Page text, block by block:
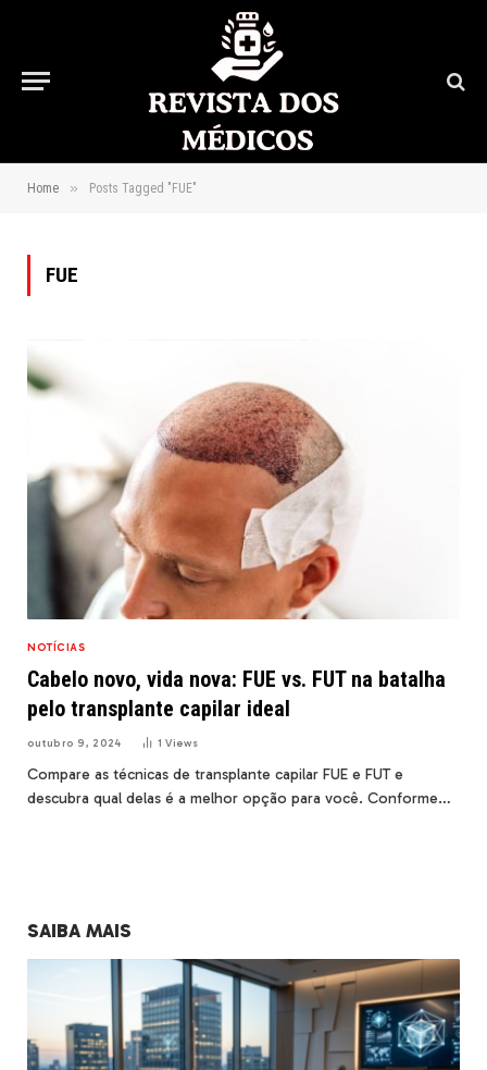
Home » Posts Tagged "FUE"
FUE
NOTÍCIAS
Cabelo novo, vida nova: FUE vs. FUT na batalha
pelo transplante capilar ideal
outubro 9, 2024 1Views
Compare as técnicas de transplante capilar FUE e FUT e
descubra qual delas é a melhor opção para você. Conforme…
SAIBA MAIS